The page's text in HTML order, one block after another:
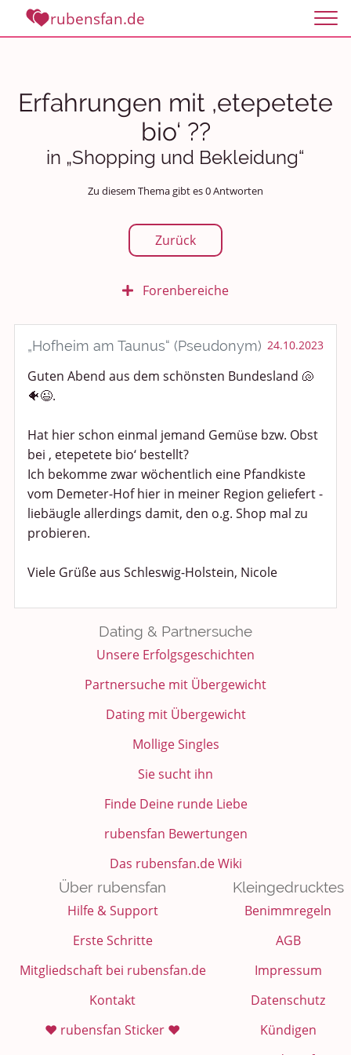
rubensfan.de
Erfahrungen mit ,etepetete
bio‘ ??
in „Shopping und Bekleidung“
Zu diesem Thema gibt es 0 Antworten
Zurück
Forenbereiche
Rundum Leben
Smalltalk
Persönliches
Treffen und Stammtische
Ü100 Party - Fanecke
Urlaub und Reisen
Medien & Showgeschäft
Anregungen und Support
Spiel, Spaß und Sinnlosigkeit
Gewicht reduzieren
„Hofheim am Taunus“ (Pseudonym) 24.10.2023
Guten Abend aus dem schönsten Bundesland 🐚
🐠😉.
Hat hier schon einmal jemand Gemüse bzw. Obst
bei , etepetete bio‘ bestellt?
Ich bekomme zwar wöchentlich eine Pfandkiste
vom Demeter-Hof hier in meiner Region geliefert -
liebäugle allerdings damit, den o.g. Shop mal zu
probieren.
Viele Grüße aus Schleswig-Holstein, Nicole
Dating & Partnersuche
Unsere Erfolgsgeschichten
Partnersuche mit Übergewicht
Dating mit Übergewicht
Mollige Singles
Sie sucht ihn
Finde Deine runde Liebe
rubensfan Bewertungen
Das rubensfan.de Wiki
Über rubensfan
Hilfe & Support
Erste Schritte
Mitgliedschaft bei rubensfan.de
Kontakt
❤️ rubensfan Sticker ❤️
Kleingedrucktes
Benimmregeln
AGB
Impressum
Datenschutz
Kündigen